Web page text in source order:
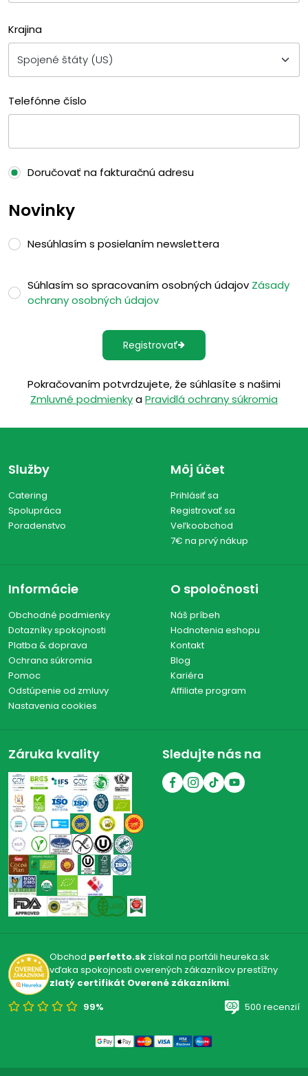
Krajina
Telefónne číslo
Doručovať na fakturačnú adresu
Novinky
Nesúhlasím s posielaním newslettera
Súhlasím so spracovaním osobných údajov Zásady
ochrany osobných údajov
Registrovať
Pokračovaním potvrdzujete, že súhlasíte s našimi
Zmluvné podmienkyaPravidlá ochrany súkromia
Služby
Catering
Spolupráca
Poradenstvo
Môj účet
Prihlásiť sa
Registrovať sa
Veľkoobchod
7€ na prvý nákup
Informácie
Obchodné podmienky
Dotazníky spokojnosti
Platba & doprava
Ochrana súkromia
Pomoc
Odstúpenie od zmluvy
Nastavenia cookies
O spoločnosti
Náš príbeh
Hodnotenia eshopu
Kontakt
Blog
Kariéra
Affiliate program
Záruka kvality Sledujte nás na
Obchod perfetto.skzískal na portáli heureka.sk
vďaka spokojnosti overených zákazníkov prestížny
zlatý certifikát Overené zákazníkmi.
99%
500 recenzií